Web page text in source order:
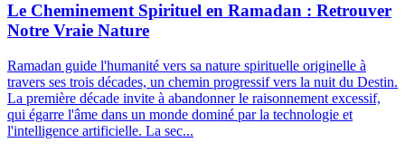
Le Cheminement Spirituel en Ramadan : Retrouver
Notre Vraie Nature
Ramadan guide l'humanité vers sa nature spirituelle originelle à
travers ses trois décades, un chemin progressif vers la nuit du Destin.
La première décade invite à abandonner le raisonnement excessif,
qui égarre l'âme dans un monde dominé par la technologie et
l'intelligence artificielle. La sec...